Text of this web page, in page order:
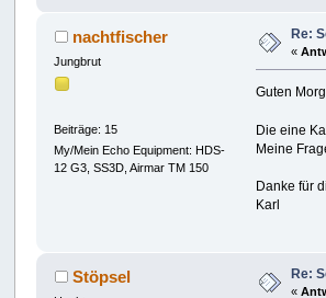
nachtfischer
Jungbrut
Beiträge: 15
My/Mein Echo Equipment: HDS-
12 G3, SS3D, Airmar TM 150
Re:
«
Guten
Die eine
Meine
Danke für
Karl
Stöpsel Re:
«